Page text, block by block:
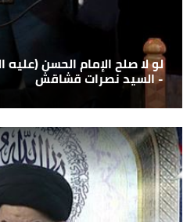
لو لا صلح الإمام الحسن
- السيد نصرات قشاقش